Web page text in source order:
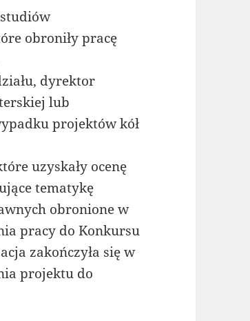
obroniły pracę
dyrektor
lub
projektów kół
uzyskały ocenę
tematykę
obronione w
pracy do Konkursu
zakończyła się w
projektu do